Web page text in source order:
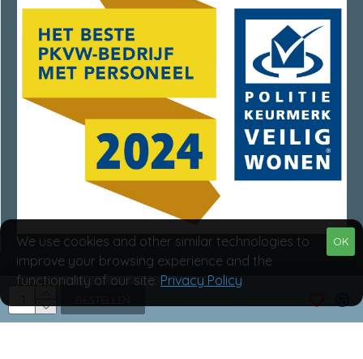
Van Rumpt Specialisten © 2025
OK
We use cookies and other similar technologies to
improve your browsing experience and the
functionality of our site. Privacy Policy.